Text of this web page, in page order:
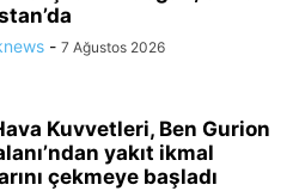
- 7 Ağustos 2026
Kuvvetleri, Ben Gurion
yakıt ikmal
çekmeye başladı